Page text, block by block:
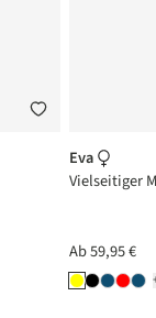
Eva
Vielseitiger
Ab59,95 €